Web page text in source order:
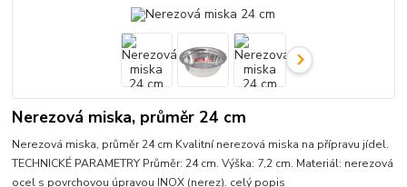
Nerezová miska, průměr 24 cm
Nerezová miska, průměr 24 cm Kvalitní nerezová miska na přípravu jídel.
TECHNICKÉ PARAMETRY Průměr: 24 cm. Výška: 7,2 cm. Materiál: nerezová
ocel s povrchovou úpravou INOX (nerez). celý popis